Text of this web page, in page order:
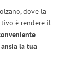
dove la
è rendere il
la tua